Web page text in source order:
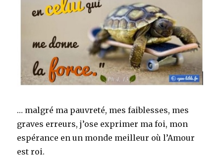
… malgré ma pauvreté, mes faiblesses, mes
graves erreurs, j’ose exprimer ma foi, mon
espérance en un monde meilleur où l’Amour
est roi.